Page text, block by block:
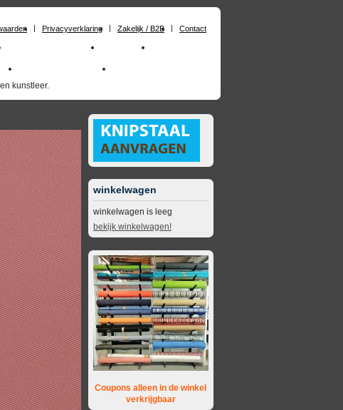
Privacyverklaring Zakelijk / B2B Contact
kunstleer.
Schuimrubber op maat Materialen
skai_kunstleer outdoor
winkelwagen
winkelwagen is leeg
bekijk winkelwagen!
Coupons alleen in de winkel
verkrijgbaar